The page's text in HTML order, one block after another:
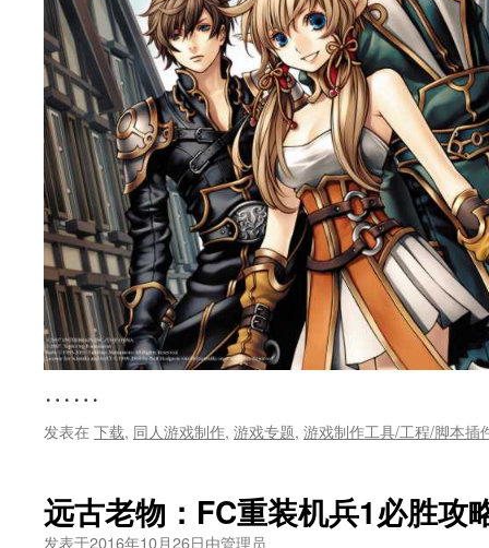
……
发表在 下载, 同人游戏制作, 游戏专题, 游戏制作工具/工程/脚本插
远古老物：FC重装机兵1必胜攻
发表于2016年10月26日由管理员